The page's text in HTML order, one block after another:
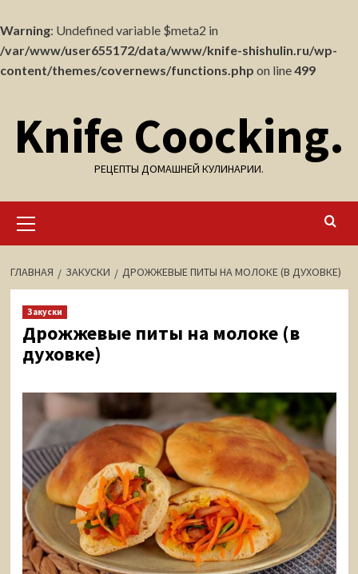
Warning: Undefined variable $meta2 in
/var/www/user655172/data/www/knife-shishulin.ru/wp-
content/themes/covernews/functions.php on line499
содержимому
Knife Coocking.
РЕЦЕПТЫ ДОМАШНЕЙ КУЛИНАРИИ.
меню
ГЛАВНАЯ ЗАКУСКИ ДРОЖЖЕВЫЕ ПИТЫ НА МОЛОКЕ (В ДУХОВКЕ)
Закуски
Дрожжевые питы на молоке (в
духовке)